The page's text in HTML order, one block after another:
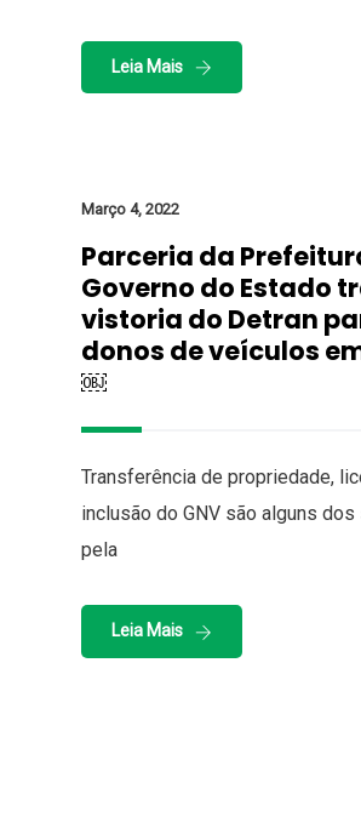
Leia Mais
Março 4, 2022
Parceria da
Governo do Estado
vistoria do Detran
donos de veículos
￼
Transferência de propriedade,
inclusão do GNV são alguns
pela
Leia Mais